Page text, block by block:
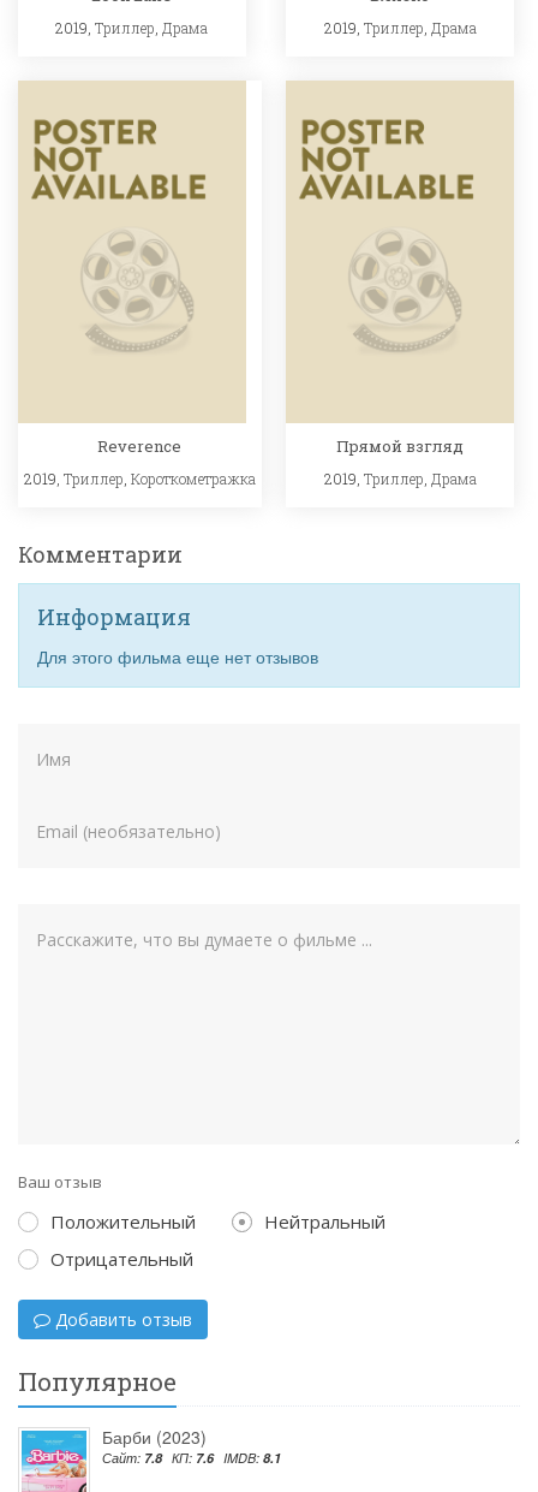
2019,Триллер Драма 2019, Триллер Драма
Reverence
2019, Триллер Короткометражка
Прямой взгляд
2019, Триллер Драма
Комментарии
Информация
Для этого фильма еще нет отзывов
Ваш отзыв
Положительный
Нейтральный
Отрицательный
Добавить отзыв
Популярное
Барби (2023)
Сайт: 7.8 КП: 7.6 IMDB: 8.1